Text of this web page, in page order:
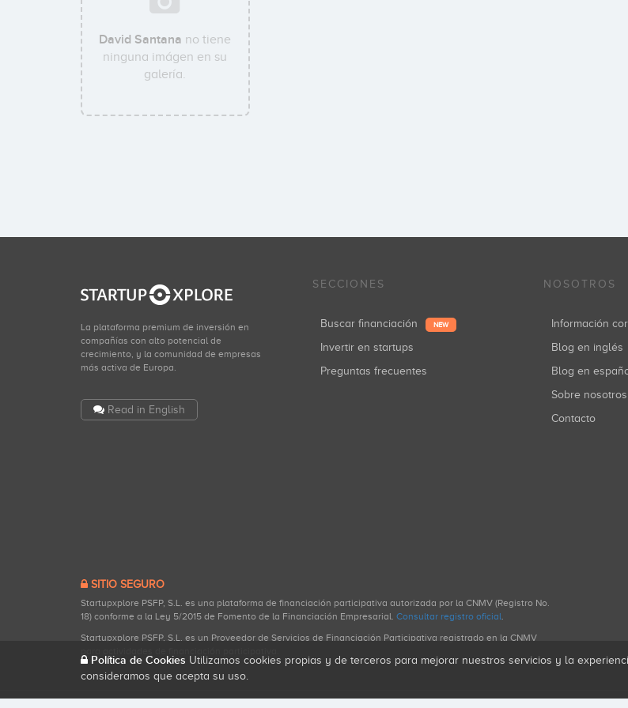
David Santana no tiene
ninguna imágen en su
galería.
La plataforma premium de inversión en
compañías con alto potencial de
crecimiento, y la comunidad de empresas
más activa de Europa.
Read in English
SECCIONES
Buscar financiación NEW
Invertir en startups
Preguntas frecuentes
NOSOTROS
Información
Blog en inglés
Blog en
Sobre nosotros
Contacto
SITIO SEGURO
Startupxplore PSFP, S.L. es una plataforma de financiación participativa autorizada por la CNMV (Registro No.
18) conforme a la Ley 5/2015 de Fomento de la Financiación Empresarial. Consultar registro oficial.
Startupxplore PSFP, S.L. es un Proveedor de Servicios de Financiación Participativa registrado en la CNMV
Política de Cookies Utilizamos cookies propias y de terceros para mejorar nuestros servicios y la
consideramos que acepta su uso.